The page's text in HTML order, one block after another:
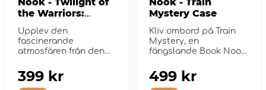
the Warriors:
Walled In
Upplev den
fascinerande
atmosfären från den
Walled City m...
399 kr
Mystery Case
Kliv ombord på Train
Mystery, en
fängslande Book Nook
499 kr